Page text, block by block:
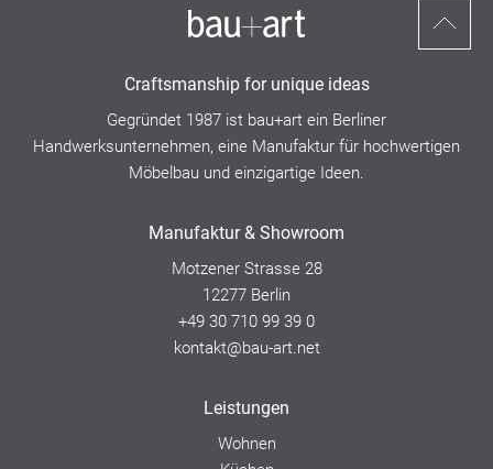
Leistungen
Wohnen
Manufaktur & Showroom
Motzener Strasse 28
12277 Berlin
+49 30 710 99 39 0
kontakt@bau-art.net
Craftsmanship for unique ideas
Gegründet 1987 ist bau+art ein Berliner
Handwerksunternehmen, eine Manufaktur für hochwertigen
Möbelbau und einzigartige Ideen.